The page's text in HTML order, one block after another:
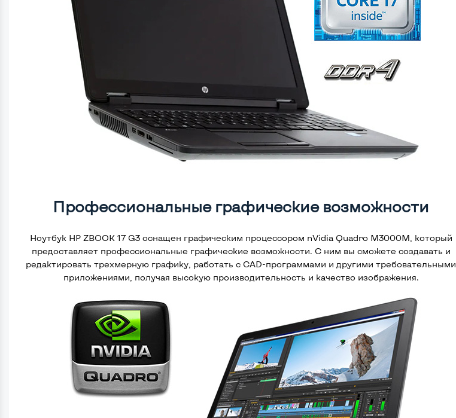
Профессиональные графические возможности
Ноутбук HP ZBOOK 17 G3 оснащен графическим процессором nVidia Quadro M3000M, который
предоставляет профессиональные графические возможности. С ним вы сможете создавать и
редактировать трехмерную графику, работать с CAD-программами и другими требовательными
приложениями, получая высокую производительность и качество изображения.